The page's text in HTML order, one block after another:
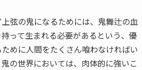
弦の鬼になるためには、鬼舞辻の血
って生まれる必要があるという、優
めに人間をたくさん喰わなければい
の世界においては、肉体的に強いこ